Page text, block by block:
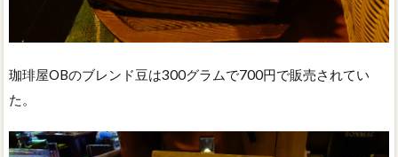
珈琲屋OBのブレンド豆は300グラムで700円で販売されてい
た。